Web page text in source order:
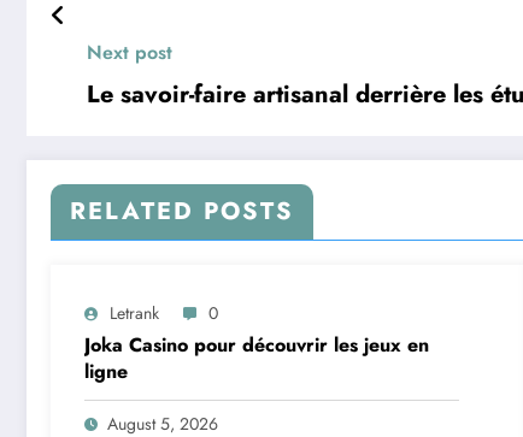
Next post
Le savoir-faire artisanal derrière les
RELATED POSTS
Letrank 0
Joka Casino pour découvrir les jeux en
ligne
August 5, 2026